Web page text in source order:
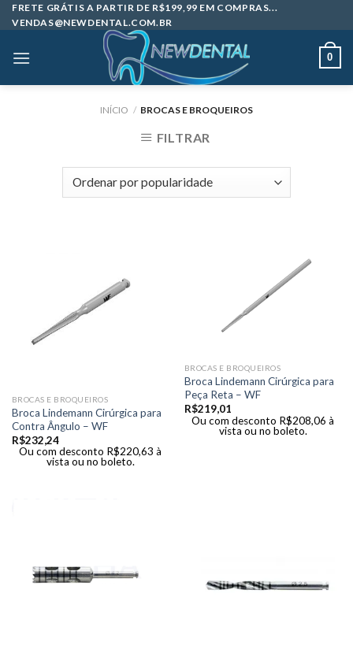
Skip
to
FRETE GRÁTIS A PARTIR DE R$199,99 EM COMPRAS...
VENDAS@NEWDENTAL.COM.BR
0
INÍCIO / BROCAS E BROQUEIROS
FILTRAR
BROCAS E BROQUEIROS
Broca Lindemann Cirúrgica para
Contra Ângulo – WF
R$232,24
Ou com desconto R$220,63 à
vista ou no boleto.
BROCAS E BROQUEIROS
Broca Lindemann Cirúrgica para
Peça Reta – WF
R$219,01
Ou com desconto R$208,06 à
vista ou no boleto.